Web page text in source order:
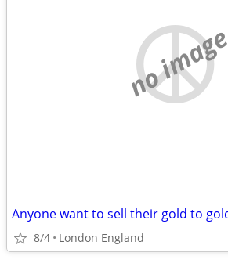
no image
8/4 London England